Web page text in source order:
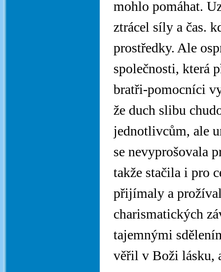
mohlo pomáhat.
ztrácel síly a čas.
prostředky. Ale
společnosti, která
bratři-pomocníci
že duch slibu
jednotlivcům, ale
se nevyprošovala
takže stačila i pro
přijímaly a
charismatických
tajemnými
věřil v Boži lásku,